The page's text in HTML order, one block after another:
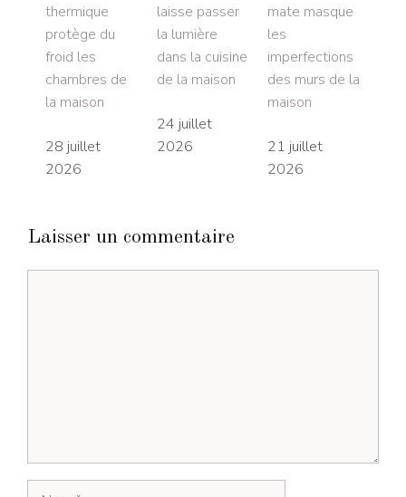
thermique
protège du
froid les
chambres de
la maison
28 juillet
2026
laisse passer
la lumière
dans la cuisine
de la maison
24 juillet
2026
mate masque
les
imperfections
des murs de la
maison
21 juillet
2026
Laisser un commentaire